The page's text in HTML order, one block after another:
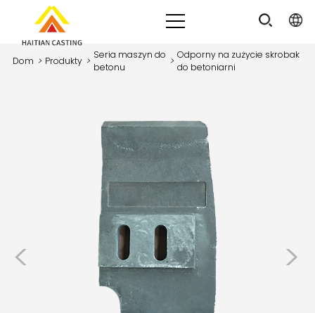
Dom > Produkty >
Seria maszyn do
betonu
>
Odporny na zużycie skrobak
do betoniarni
>
<